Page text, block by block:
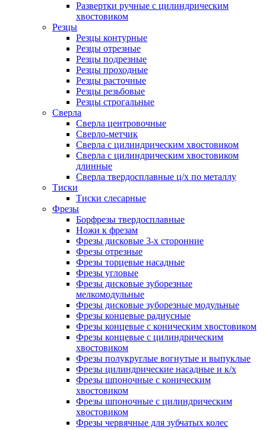
Развертки ручные с цилиндрическим
хвостовиком
Резцы
Резцы контурные
Резцы отрезные
Резцы подрезные
Резцы проходные
Резцы расточные
Резцы резьбовые
Резцы строгальные
Сверла
Сверла центровочные
Сверло-метчик
Сверла с цилиндрическим хвостовиком
Сверла с цилиндрическим хвостовиком
длинные
Сверла твердосплавные ц/х по металлу
Тиски
Тиски слесарные
Фрезы
Борфрезы твердосплавные
Ножи к фрезам
Фрезы дисковые 3-х сторонние
Фрезы отрезные
Фрезы торцевые насадные
Фрезы угловые
Фрезы дисковые зуборезные
мелкомодульные
Фрезы дисковые зуборезные модульные
Фрезы концевые радиусные
Фрезы концевые с коническим хвостовиком
Фрезы концевые с цилиндрическим
хвостовиком
Фрезы полукруглые вогнутые и выпуклые
Фрезы цилиндрические насадные и к/х
Фрезы шпоночные с коническим
хвостовиком
Фрезы шпоночные с цилиндрическим
хвостовиком
Фрезы червячные для зубчатых колес